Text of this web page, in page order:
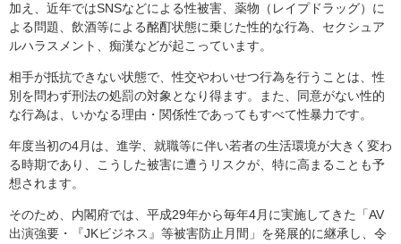
加え、近年ではSNSなどによる性被害、薬物（レイプドラッグ）に
よる問題、飲酒等による酩酊状態に乗じた性的な行為、セクシュア
ルハラスメント、痴漢などが起こっています。
相手が抵抗できない状態で、性交やわいせつ行為を行うことは、性
別を問わず刑法の処罰の対象となり得ます。また、同意がない性的
な行為は、いかなる理由・関係性であってもすべて性暴力です。
年度当初の4月は、進学、就職等に伴い若者の生活環境が大きく変わ
る時期であり、こうした被害に遭うリスクが、特に高まることも予
想されます。
そのため、内閣府では、平成29年から毎年4月に実施してきた「AV
出演強要・『JKビジネス』等被害防止月間」を発展的に継承し、令